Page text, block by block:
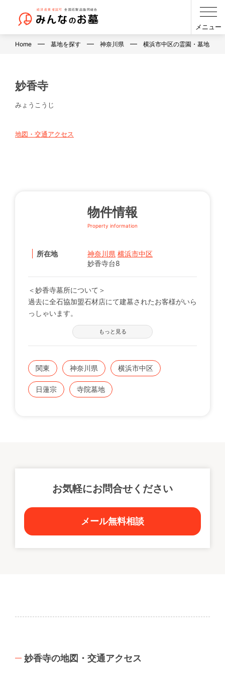
メニュー
Home 墓地を探す 神奈川県 横浜市中区の霊園・墓地・お
妙香寺
みょうこうじ
地図・交通アクセス
物件情報
Property information
所在地 神奈川県 横浜市中区
妙香寺台8
＜妙香寺墓所について＞
過去に全石協加盟石材店にて建墓されたお客様がいら
っしゃいます。
※現在の区画状況につきましては、電話番号【0120-
12-1440】までお問い合わせください。
もっと見る
関東 神奈川県 横浜市中区
日蓮宗 寺院墓地
お気軽にお問合せください
メール無料相談
妙香寺の地図・交通アクセス